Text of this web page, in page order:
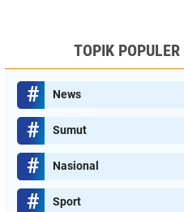
TOPIK POPULER
News
Sumut
Nasional
Sport